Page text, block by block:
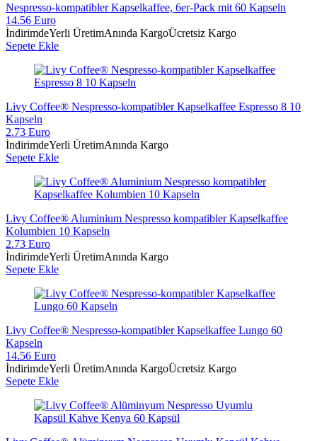
Nespresso-kompatibler Kapselkaffee, 6er-Pack mit 60 Kapseln
14.56 Euro
İndirimdeYerli ÜretimAnında KargoÜcretsiz Kargo
Sepete Ekle
Livy Coffee® Nespresso-kompatibler Kapselkaffee Espresso 8 10
Kapseln
2.73 Euro
İndirimdeYerli ÜretimAnında Kargo
Sepete Ekle
Livy Coffee® Aluminium Nespresso kompatibler Kapselkaffee
Kolumbien 10 Kapseln
2.73 Euro
İndirimdeYerli ÜretimAnında Kargo
Sepete Ekle
Livy Coffee® Nespresso-kompatibler Kapselkaffee Lungo 60
Kapseln
14.56 Euro
İndirimdeYerli ÜretimAnında KargoÜcretsiz Kargo
Sepete Ekle